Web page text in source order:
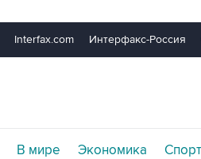
Interfax.com Интерфакс-Россия
В мире Экономика Спорт